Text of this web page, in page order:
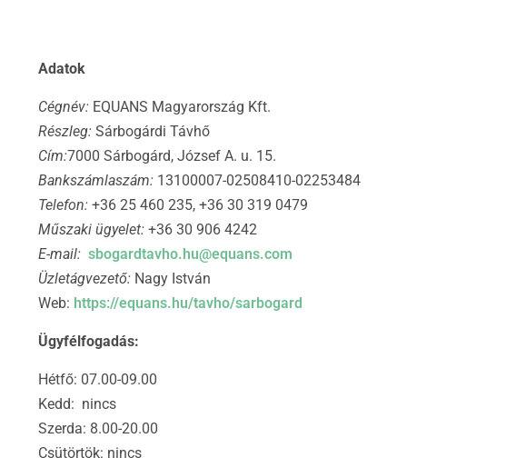
Adatok
Cégnév: EQUANS Magyarország Kft.
Részleg: Sárbogárdi Távhő
Cím:7000 Sárbogárd, József A. u. 15.
Bankszámlaszám: 13100007-02508410-02253484
Telefon: +36 25 460 235, +36 30 319 0479
Műszaki ügyelet: +36 30 906 4242
E-mail: sbogardtavho.hu@equans.com
Üzletágvezető: Nagy István
Web: https://equans.hu/tavho/sarbogard
Ügyfélfogadás:
Hétfő: 07.00-09.00
Kedd: nincs
Szerda: 8.00-20.00
Csütörtök: nincs